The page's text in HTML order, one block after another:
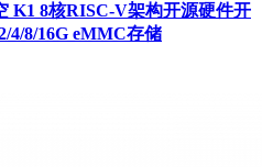
K1 8核RISC-V架构开源硬件开
4/8/16G eMMC存储